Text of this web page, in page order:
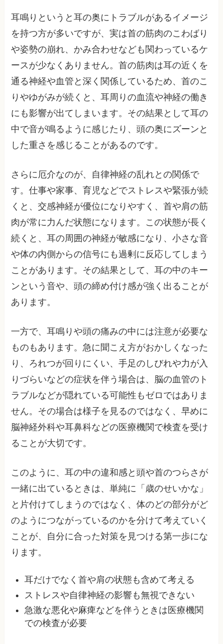
耳鳴りというと耳の奥にトラブルがあるイメージ
を持つ方が多いですが、実は首の筋肉のこわばり
や姿勢の崩れ、かみ合わせなども関わっているケ
ースが少なくありません。首の筋肉は耳の近くを
通る神経や血管と深く関係しているため、首のこ
りやゆがみが続くと、耳周りの血流や神経の働き
にも影響が出てしまいます。その結果として耳の
中で音が鳴るように感じたり、頭の奥にズーンと
した重さを感じることがあるのです。
さらに厄介なのが、自律神経の乱れとの関係で
す。仕事や家事、育児などでストレスや緊張が続
くと、交感神経が優位になりやすく、首や肩の筋
肉が常に力んだ状態になります。この状態が長く
続くと、耳の周囲の神経が敏感になり、小さな音
や体の内側からの信号にも過剰に反応してしまう
ことがあります。その結果として、耳の中のキー
ンという音や、頭の締め付け感が強く出ることが
あります。
一方で、耳鳴りや頭の痛みの中には注意が必要な
ものもあります。急に聞こえ方がおかしくなった
り、ろれつが回りにくい、手足のしびれや力が入
りづらいなどの症状を伴う場合は、脳の血管のト
ラブルなどが隠れている可能性もゼロではありま
せん。その場合は様子を見るのではなく、早めに
脳神経外科や耳鼻科などの医療機関で検査を受け
ることが大切です。
このように、耳の中の違和感と頭や首のつらさが
一緒に出ているときは、単純に「歳のせいかな」
と片付けてしまうのではなく、体のどの部分がど
のようにつながっているのかを分けて考えていく
ことが、自分に合った対策を見つける第一歩にな
ります。
耳だけでなく首や肩の状態も含めて考える
ストレスや自律神経の影響も無視できない
急激な悪化や麻痺などを伴うときは医療機関
での検査が必要